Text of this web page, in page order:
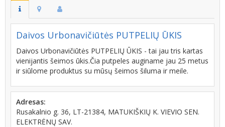
Daivos Urbonavičiūtės PUTPELIŲ ŪKIS
Daivos Urbonavičiūtės PUTPELIŲ ŪKIS - tai jau tris kartas
vienijantis šeimos ūkis.Čia putpeles auginame jau 25 metus
ir siūlome produktus su mūsų šeimos šiluma ir meile.
Adresas:
Rusakalnio g. 36, LT-21384, MATUKIŠKIŲ K. VIEVIO SEN.
ELEKTRĖNŲ SAV.